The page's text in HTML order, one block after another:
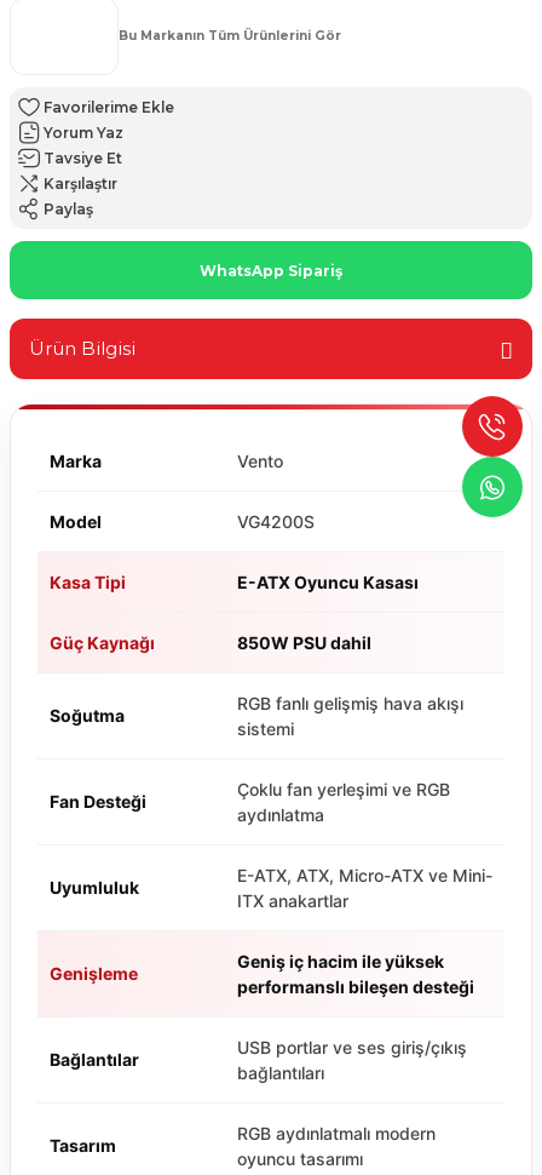
Bu Markanın Tüm Ürünlerini Gör
Yorum Yaz
Tavsiye Et
Karşılaştır
Paylaş
WhatsApp Sipariş
Ürün Bilgisi
Marka Vento
Model VG4200S
Kasa Tipi E-ATX Oyuncu Kasası
Güç Kaynağı 850W PSU dahil
Soğutma
RGB fanlı gelişmiş hava akışı
sistemi
Fan Desteği
Çoklu fan yerleşimi ve RGB
aydınlatma
Uyumluluk
E-ATX, ATX, Micro-ATX ve Mini-
ITX anakartlar
Genişleme
Geniş iç hacim ile yüksek
performanslı bileşen desteği
Bağlantılar
USB portlar ve ses giriş/çıkış
bağlantıları
Tasarım
RGB aydınlatmalı modern
oyuncu tasarımı